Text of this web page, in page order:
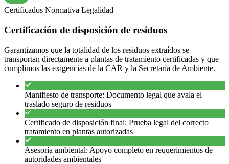
Certificados Normativa Legalidad
Certificación de disposición de residuos
Garantizamos que la totalidad de los residuos extraídos se
transportan directamente a plantas de tratamiento certificadas y que
cumplimos las exigencias de la CAR y la Secretaría de Ambiente.
Manifiesto de transporte: Documento legal que avala el
traslado seguro de residuos
Certificado de disposición final: Prueba legal del correcto
tratamiento en plantas autorizadas
Asesoría ambiental: Apoyo completo en requerimientos de
autoridades ambientales